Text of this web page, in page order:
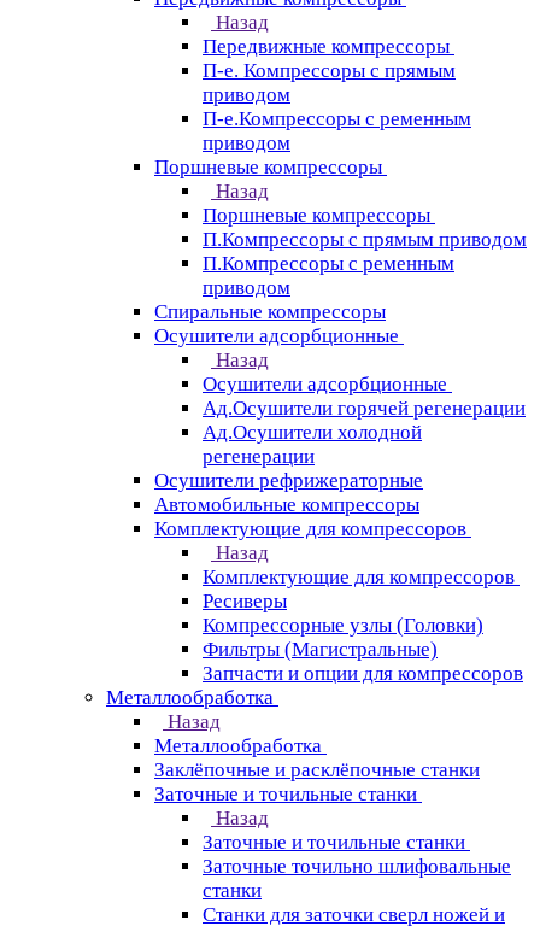
Назад
Передвижные компрессоры
П-е. Компрессоры с прямым
приводом
П-е.Компрессоры с ременным
приводом
Поршневые компрессоры
Назад
Поршневые компрессоры
П.Компрессоры с прямым приводом
П.Компрессоры с ременным
приводом
Спиральные компрессоры
Осушители адсорбционные
Назад
Осушители адсорбционные
Ад.Осушители горячей регенерации
Ад.Осушители холодной
регенерации
Осушители рефрижераторные
Автомобильные компрессоры
Комплектующие для компрессоров
Назад
Комплектующие для компрессоров
Ресиверы
Компрессорные узлы (Головки)
Фильтры (Магистральные)
Запчасти и опции для компрессоров
Металлообработка
Назад
Металлообработка
Заклёпочные и расклёпочные станки
Заточные и точильные станки
Назад
Заточные и точильные станки
Заточные точильно шлифовальные
станки
Станки для заточки сверл ножей и